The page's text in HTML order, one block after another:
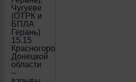
Чугуеве
(ОТРК и
БПЛА
Герань)
15.15
Красногоровка.
Донецкой
области
–